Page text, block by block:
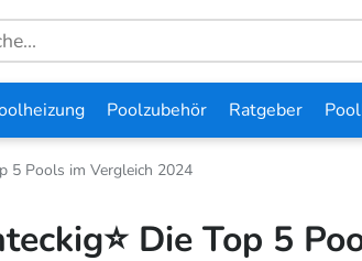
Poolzubehör Ratgeber
5 Pools im Vergleich 2024
Die Top 5